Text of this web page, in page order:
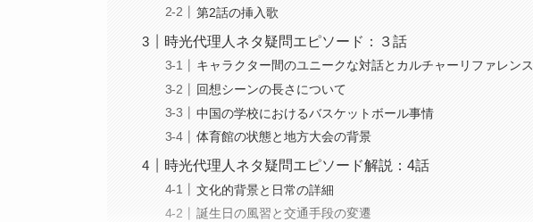
第2話の挿入歌
時光代理人ネタ疑問エピソード：３話
キャラクター間のユニークな対話とカルチャーリファレンス
回想シーンの長さについて
中国の学校におけるバスケットボール事情
体育館の状態と地方大会の背景
時光代理人ネタ疑問エピソード解説：4話
文化的背景と日常の詳細
誕生日の風習と交通手段の変遷